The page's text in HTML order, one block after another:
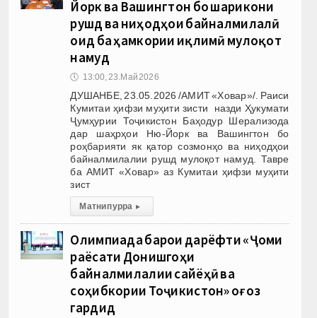
Йорк ва Вашингтон бо шарикони
рушд ва ниҳодҳои байналмилалӣ
оид ба ҳамкории иқлимӣ мулоқот
намуд
🕔 13:00, 23.Май 2026
ДУШАНБЕ, 23.05.2026 /АМИТ «Ховар»/. Раиси
Кумитаи ҳифзи муҳити зисти назди Ҳукумати
Ҷумҳурии Тоҷикистон Баҳодур Шерализода
дар шаҳрҳои Ню-Йорк ва Вашингтон бо
роҳбарияти як қатор созмонҳо ва ниҳодҳои
байналмилалии рушд мулоқот намуд. Тавре
ба АМИТ «Ховар» аз Кумитаи ҳифзи муҳити
зист
Матни пурра ▸
Олимпиада барои дарёфти «Ҷоми
раёсати Донишгоҳи
байналмилалии сайёҳӣ ва
соҳибкории Тоҷикистон» оғоз
гардид